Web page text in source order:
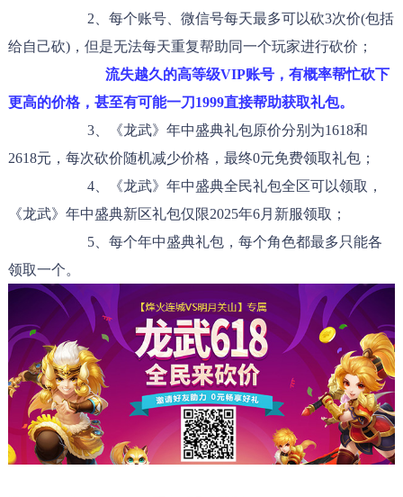
2、每个账号、微信号每天最多可以砍3次价(包括
给自己砍)，但是无法每天重复帮助同一个玩家进行砍价；
流失越久的高等级VIP账号，有概率帮忙砍下
更高的价格，甚至有可能一刀1999直接帮助获取礼包。
3、《龙武》年中盛典礼包原价分别为1618和
2618元，每次砍价随机减少价格，最终0元免费领取礼包；
4、《龙武》年中盛典全民礼包全区可以领取，
《龙武》年中盛典新区礼包仅限2025年6月新服领取；
5、每个年中盛典礼包，每个角色都最多只能各
领取一个。